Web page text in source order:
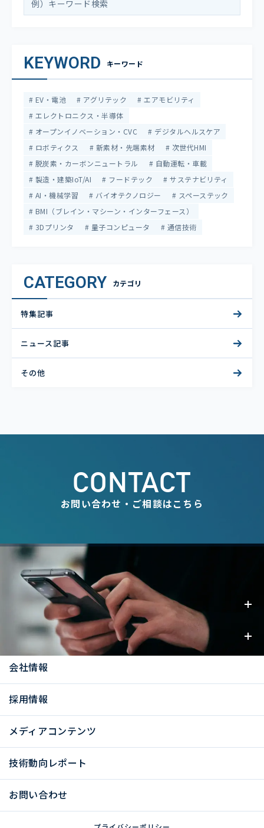
KEYWORD キーワード
EV・電池 アグリテック
エアモビリティ
エレクトロニクス・半導体
オープンイノベーション・CVC
デジタルヘルスケア
ロボティクス
新素材・先端素材
次世代HMI
脱炭素・カーボンニュートラル
自動運転・車載
製造・建築IoT/AI
フードテック
サステナビリティ
AI・機械学習
バイオテクノロジー
スペーステック
BMI（ブレイン・マシーン・インターフェース）
3Dプリンタ
量子コンピュータ 通信技術
CATEGORY カテゴリ
特集記事
ニュース記事
その他
CONTACT
お問い合わせ・ご相談はこちら
事業内容
お知らせ
会社情報
採用情報
メディアコンテンツ
技術動向レポート
お問い合わせ